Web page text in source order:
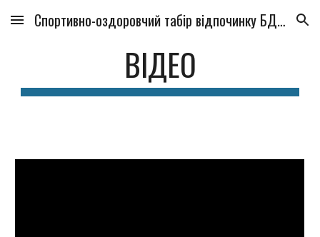
Skip to main content Skip to navigation
Спортивно-оздоровчий табір відпочинку БДМУ
ВІДЕО